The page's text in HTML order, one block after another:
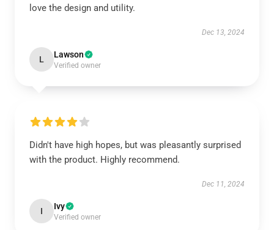
love the design and utility.
Dec 13, 2024
L Lawson
Verified owner
Didn't have high hopes, but was pleasantly surprised
with the product. Highly recommend.
Dec 11, 2024
I Ivy
Verified owner